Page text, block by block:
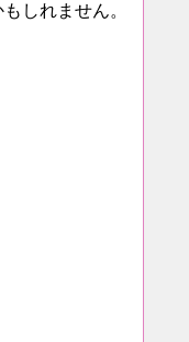
しれません。